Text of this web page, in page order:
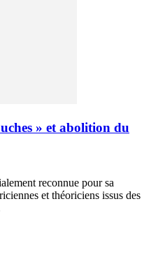
» et abolition du
reconnue pour sa
et théoriciens issus des